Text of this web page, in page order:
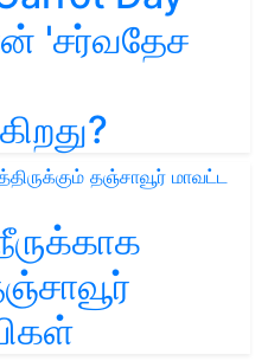
'சர்வதேச